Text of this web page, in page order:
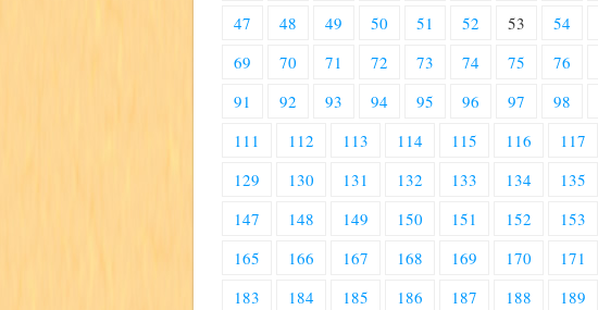
47
48 49 50 51 52 53 54
69
70 71 72 73 74 75 76
91
92 93 94 95 96 97 98
111
112 113 114 115 116 117
129
130 131 132 133 134 135
147
148 149 150 151 152 153
165
166 167 168 169 170 171
183
184 185 186 187 188 189